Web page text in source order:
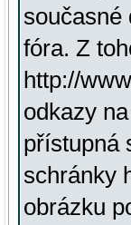
současné
fóra. Z
http://
odkazy
přístupná
schránky
obrázku